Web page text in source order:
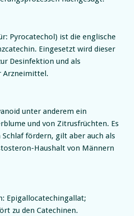
Pyrocatechol) ist die englische
Eingesetzt wird dieser
Desinfektion und als
Arzneimittel.
unter anderem ein
und von Zitrusfrüchten. Es
Schlaf fördern, gilt aber auch als
Haushalt von Männern
Epigallocatechingallat;
zu den Catechinen.